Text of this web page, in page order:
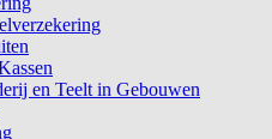
en Teelt in Gebouwen